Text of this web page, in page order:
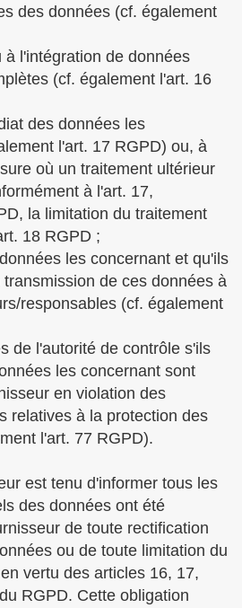
des données (cf. également
l'intégration de données
(cf. également l'art. 16
des données les
l'art. 17 RGPD) ou, à
où un traitement ultérieur
à l'art. 17,
la limitation du traitement
18 RGPD ;
les concernant et qu'ils
de ces données à
responsables (cf. également
de l'autorité de contrôle s'ils
les concernant sont
en violation des
relatives à la protection des
l'art. 77 RGPD).
est tenu d'informer tous les
des données ont été
de toute rectification
ou de toute limitation du
vertu des articles 16, 17,
RGPD. Cette obligation